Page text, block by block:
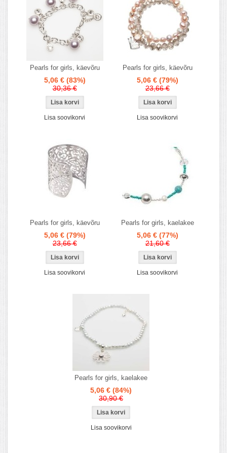
Pearls for girls, käevõru
5,06 € (83%)
30,36 €
Lisa soovikorvi
Pearls for girls, käevõru
5,06 € (79%)
23,66 €
Lisa soovikorvi
Pearls for girls, käevõru
5,06 € (79%)
23,66 €
Lisa soovikorvi
Pearls for girls, kaelakee
5,06 € (77%)
21,60 €
Lisa soovikorvi
Pearls for girls, kaelakee
5,06 € (84%)
30,90 €
Lisa soovikorvi